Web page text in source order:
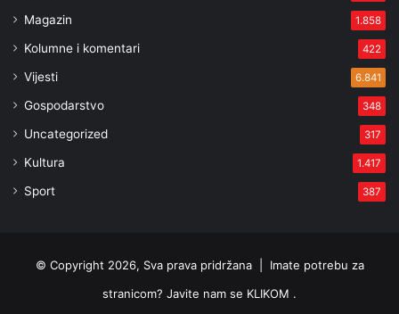
Magazin 1.858
Kolumne i komentari 422
Vijesti 6.841
Gospodarstvo 348
Uncategorized 317
Kultura 1.417
Sport 387
© Copyright 2026, Sva prava pridržana | Imate potrebu za
stranicom? Javite nam se KLIKOM .